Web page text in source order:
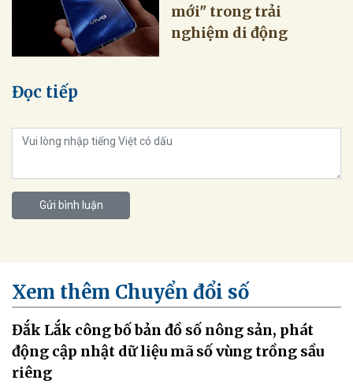
mới" trong trải
nghiệm di động
Đọc tiếp
Gửi bình luận
Xem thêm Chuyển đổi số
Đắk Lắk công bố bản đồ số nông sản, phát
động cập nhật dữ liệu mã số vùng trồng sầu
riêng